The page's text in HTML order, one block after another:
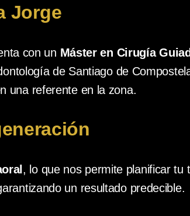
Jorge
con un Máster en Cirugía
de Santiago de
una referente en la zona.
, lo que nos permite planificar tu
un resultado predecible.